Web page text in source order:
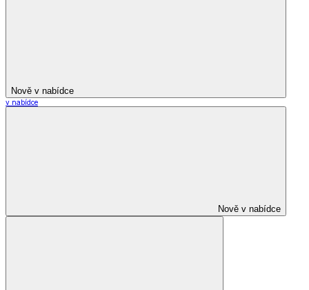
Nově v nabídce
v nabídce
Nově v nabídce